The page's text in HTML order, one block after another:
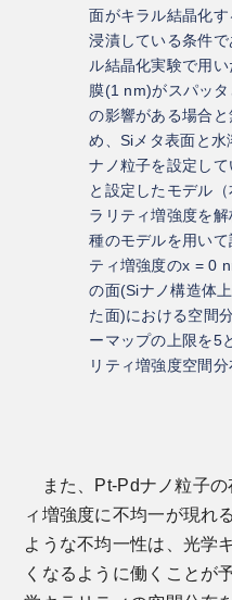
面がキラル結晶化
浸漬している条件
ル結晶化実験で用
膜(1 nm)がスパッ
の影響がある場合
め、Siメタ表面と
ナノ粒子を設定して
と設定したモデル
ラリティ増強度を
種のモデルを用い
ティ増強度のx = 0
の面(Siナノ構造体
た面)における空間
ーマップの上限を5
リティ増強度空間分
また、Pt-Pdナノ粒子の
ィ増強度に不均一が現れ
ような不均一性は、光学
くなるように働くことが